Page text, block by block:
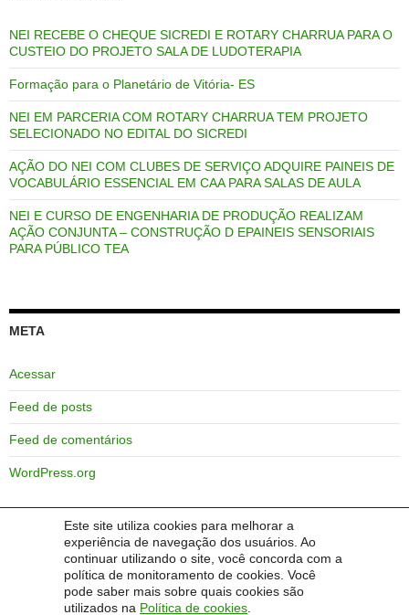
Este site utiliza cookies para melhorar a
experiência de navegação dos usuários. Ao
continuar utilizando o site, você concorda com a
política de monitoramento de cookies. Você
pode saber mais sobre quais cookies são
utilizados na Política de cookies
NEI RECEBE O CHEQUE SICREDI E ROTARY CHARRUA PARA O
CUSTEIO DO PROJETO SALA DE LUDOTERAPIA
Formação para o Planetário de Vitória- ES
NEI EM PARCERIA COM ROTARY CHARRUA TEM PROJETO
SELECIONADO NO EDITAL DO SICREDI
AÇÃO DO NEI COM CLUBES DE SERVIÇO ADQUIRE PAINEIS DE
VOCABULÁRIO ESSENCIAL EM CAA PARA SALAS DE AULA
NEI E CURSO DE ENGENHARIA DE PRODUÇÃO REALIZAM
AÇÃO CONJUNTA – CONSTRUÇÃO D EPAINEIS SENSORIAIS
PARA PÚBLICO TEA
META
Acessar
Feed de posts
Feed de comentários
WordPress.org
FAVORITOS
Pranchas em comunicação alternativa